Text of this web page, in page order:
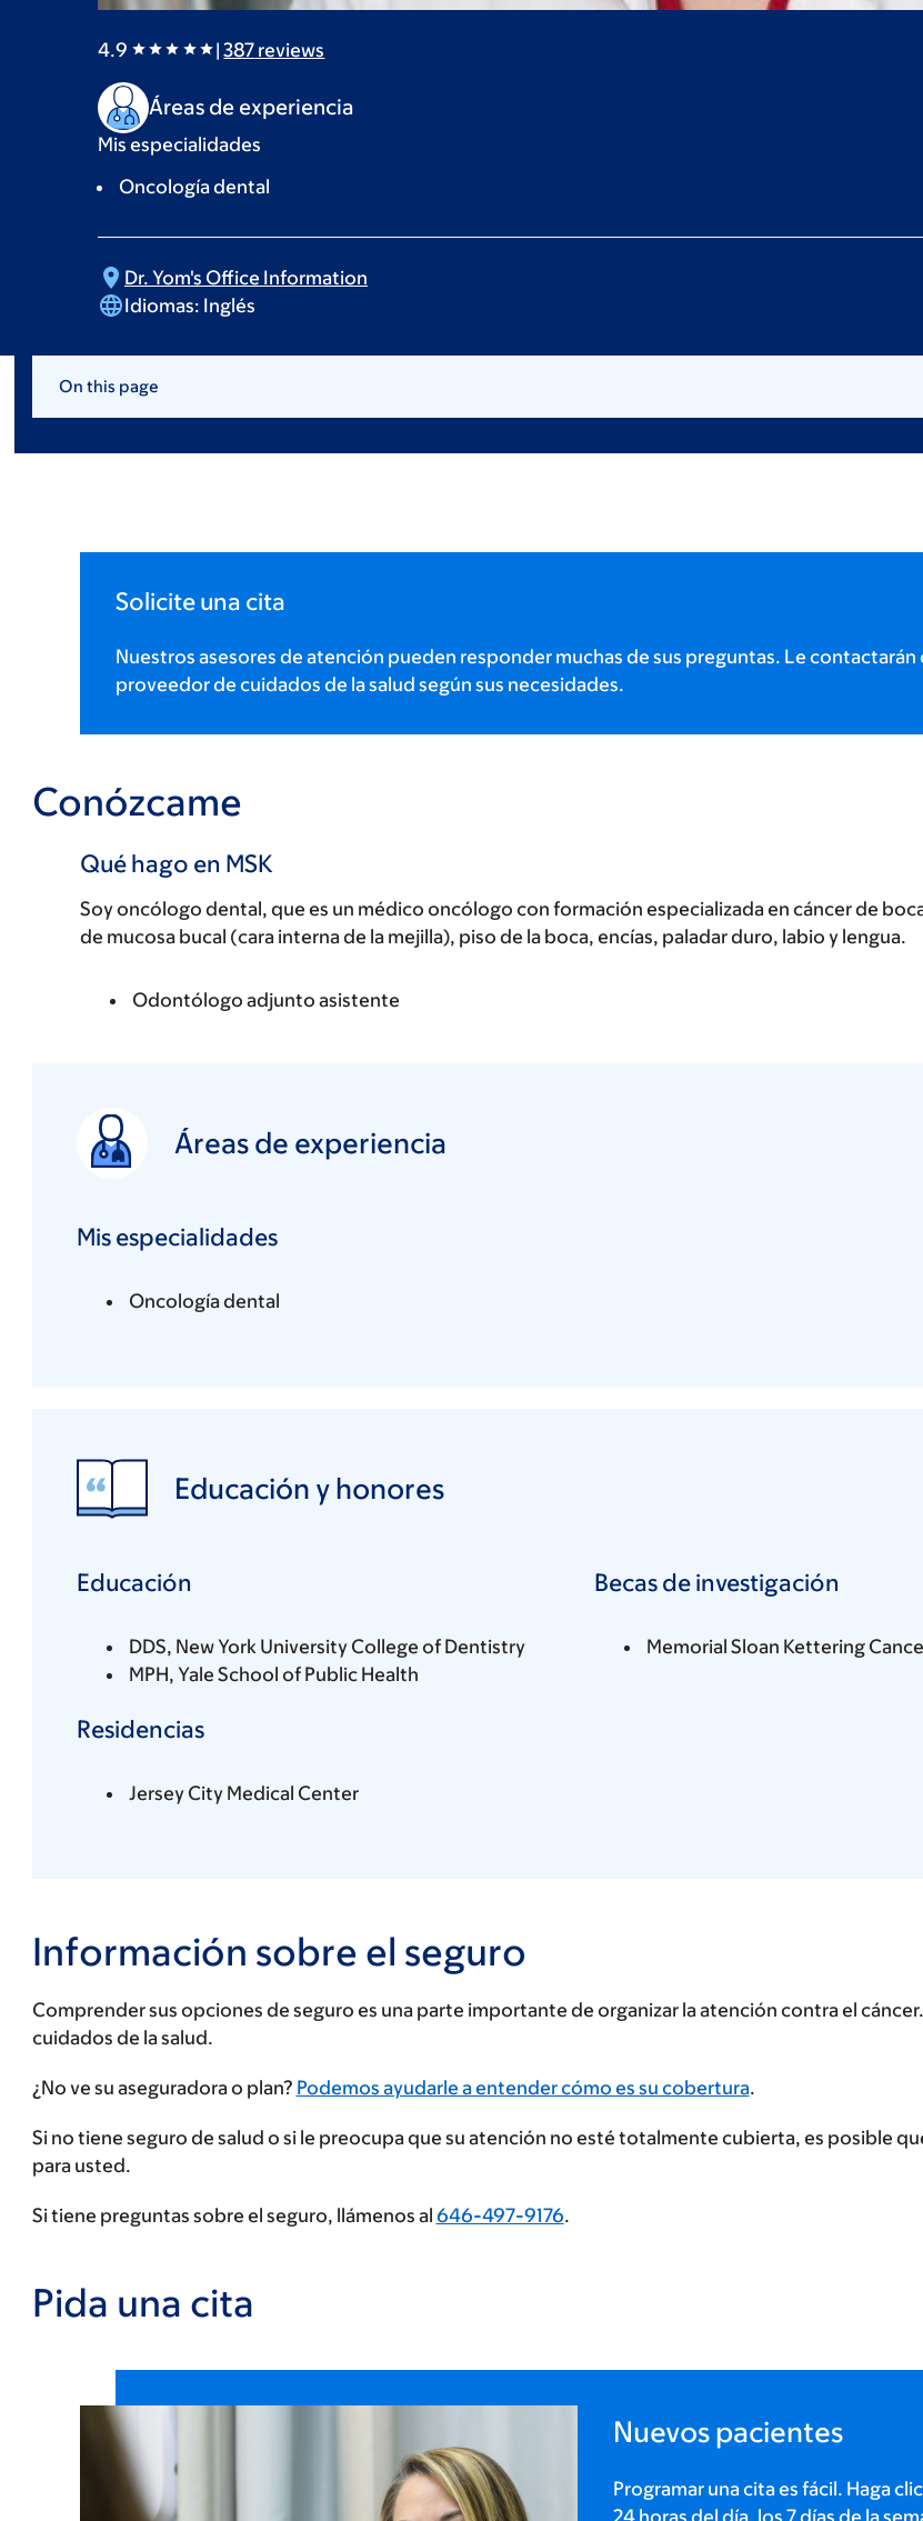
4.9 |387 reviews
Áreas de experiencia
Mis especialidades
Oncología dental
Dr. Yom's Office Information
Idiomas: Inglés
On this page
Solicite una cita
Nuestros asesores de atención pueden responder muchas de sus preguntas. Le contactarán
proveedor de cuidados de la salud según sus necesidades.
Conózcame
Qué hago en MSK
Soy oncólogo dental, que es un médico oncólogo con formación especializada en cáncer de
de mucosa bucal (cara interna de la mejilla), piso de la boca, encías, paladar duro, labio y lengua.
Odontólogo adjunto asistente
Áreas de experiencia
Mis especialidades
Oncología dental
Educación y honores
Educación
DDS, New York University College of Dentistry
MPH, Yale School of Public Health
Residencias
Jersey City Medical Center
Becas de investigación
Memorial Sloan Kettering
Información sobre el seguro
Comprender sus opciones de seguro es una parte importante de organizar la atención contra el
cuidados de la salud.
Ingrese
proveedor
de
¿No ve su aseguradora o plan? Podemos ayudarle a entender cómo es su cobertura.
Si no tiene seguro de salud o si le preocupa que su atención no esté totalmente cubierta, es posible
para usted.
Si tiene preguntas sobre el seguro, llámenos al 646-497-9176.
Pida una cita
Nuevos pacientes
Programar una cita es fácil. Haga
24 horas del día, los 7 días de la